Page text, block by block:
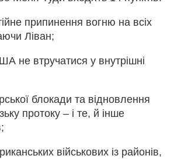
припинення вогню на всіх
Ліван;
не втручатися у внутрішні
блокади та відновлення
протоку – і те, й інше
військових із районів,